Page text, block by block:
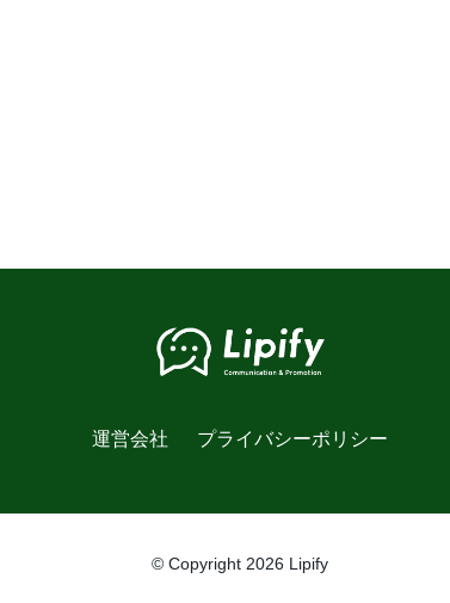
運営会社 プライバシーポリシー
© Copyright 2026 Lipify